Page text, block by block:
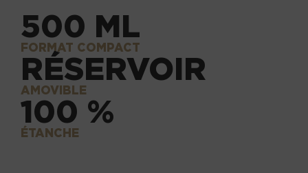
500 ML
FORMAT COMPACT
RÉSERVOIR
AMOVIBLE
100 %
ÉTANCHE